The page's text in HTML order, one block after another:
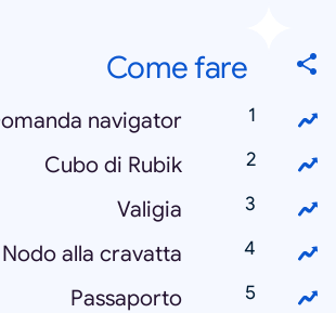
Come fare
navigator
Cubo di Rubik
Valigia
Nodo alla cravatta
Passaporto